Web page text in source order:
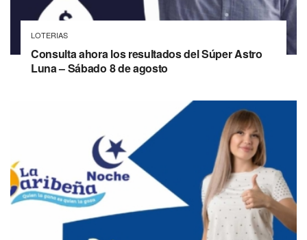
LOTERIAS
Consulta ahora los resultados del Súper Astro
Luna – Sábado 8 de agosto